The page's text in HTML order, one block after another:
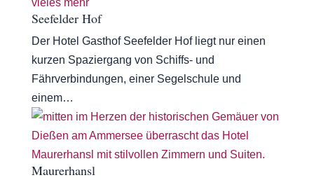
Seefelder Hof
Der Hotel Gasthof Seefelder Hof liegt nur einen
kurzen Spaziergang von Schiffs- und
Fährverbindungen, einer Segelschule und
einem…
Maurerhansl